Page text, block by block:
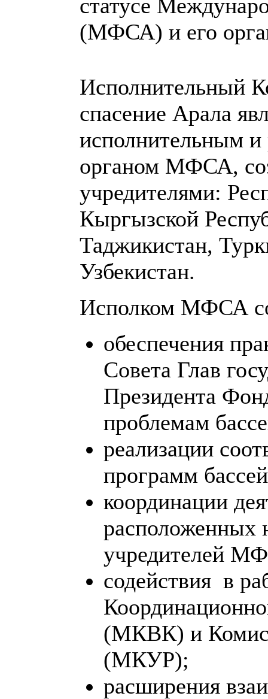
статусе
(МФСА) и его
Исполнительный
спасение Арала
исполнительным
органом МФСА,
учредителями:
Кыргызской
Таджикистан,
Узбекистан.
Исполком МФСА
обеспечения
Совета Глав
Президента
проблемам
реализации
программ
координации
расположенных
учредителей
содействия в
(МКВК) и
(МКУР);
расширения